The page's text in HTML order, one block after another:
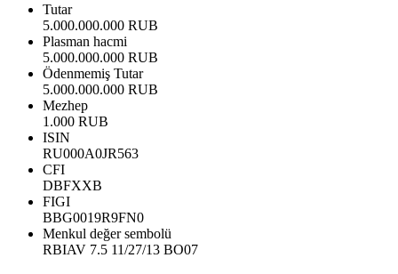
Tutar
5.000.000.000 RUB
Plasman hacmi
5.000.000.000 RUB
Ödenmemiş Tutar
5.000.000.000 RUB
Mezhep
1.000 RUB
ISIN
RU000A0JR563
CFI
DBFXXB
FIGI
BBG0019R9FN0
Menkul değer sembolü
RBIAV 7.5 11/27/13 BO07